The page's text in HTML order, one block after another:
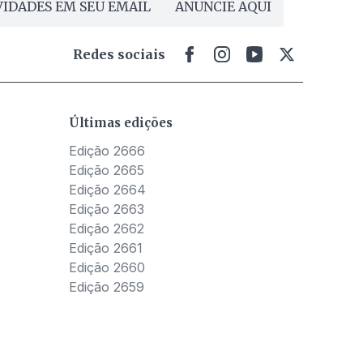
EM SEU EMAIL ANUNCIE AQUI
Redes sociais
Últimas edições
Edição 2666
Edição 2665
Edição 2664
Edição 2663
Edição 2662
Edição 2661
Edição 2660
Edição 2659